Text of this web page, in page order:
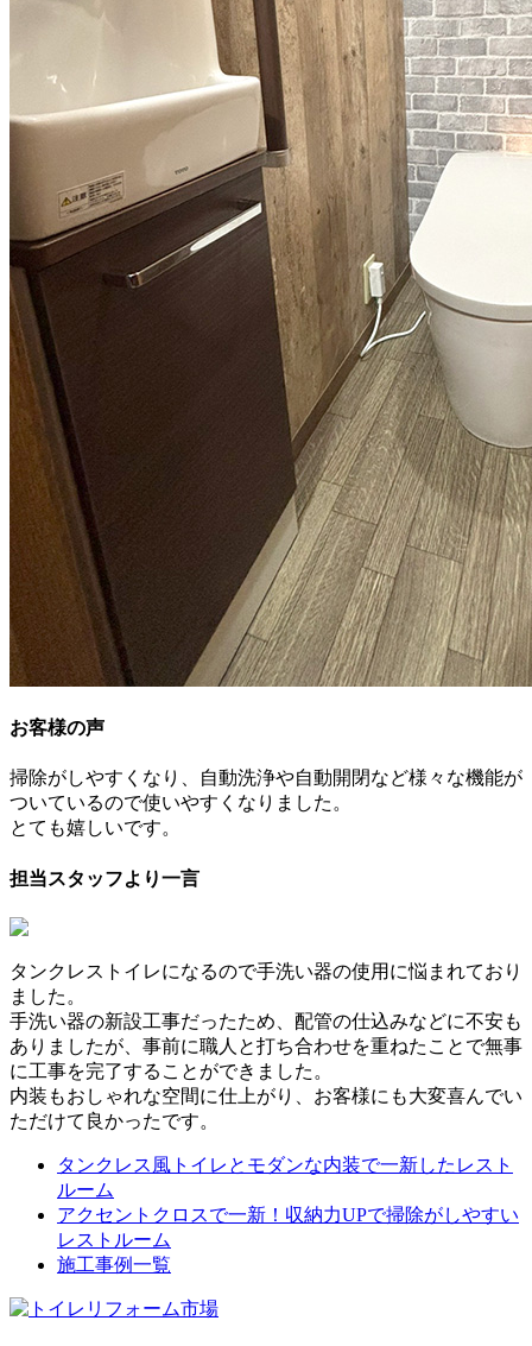
お客様の声
掃除がしやすくなり、自動洗浄や自動開閉など様々な機能が
ついているので使いやすくなりました。
とても嬉しいです。
担当スタッフより一言
タンクレストイレになるので手洗い器の使用に悩まれており
ました。
手洗い器の新設工事だったため、配管の仕込みなどに不安も
ありましたが、事前に職人と打ち合わせを重ねたことで無事
に工事を完了することができました。
内装もおしゃれな空間に仕上がり、お客様にも大変喜んでい
ただけて良かったです。
タンクレス風トイレとモダンな内装で一新したレスト
ルーム
アクセントクロスで一新！収納力UPで掃除がしやすい
レストルーム
施工事例一覧